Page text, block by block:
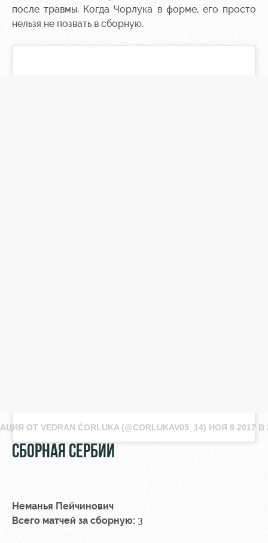
после травмы. Когда Чорлука в форме, его просто
нельзя не позвать в сборную.
ОТ VEDRAN ĆORLUKA (@CORLUKAV05_14) НОЯ 9 2017 В
СБОРНАЯ СЕРБИИ
Неманья Пейчинович
Всего матчей за сборную: 3